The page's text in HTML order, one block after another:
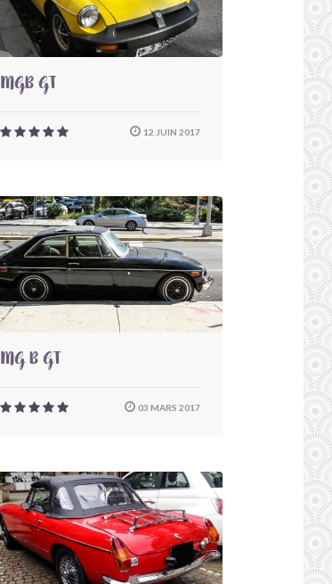
MGB GT
12 JUIN 2017
MG B GT
03 MARS 2017